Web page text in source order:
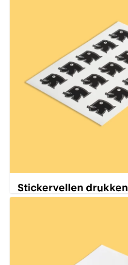
Stickervellen drukken